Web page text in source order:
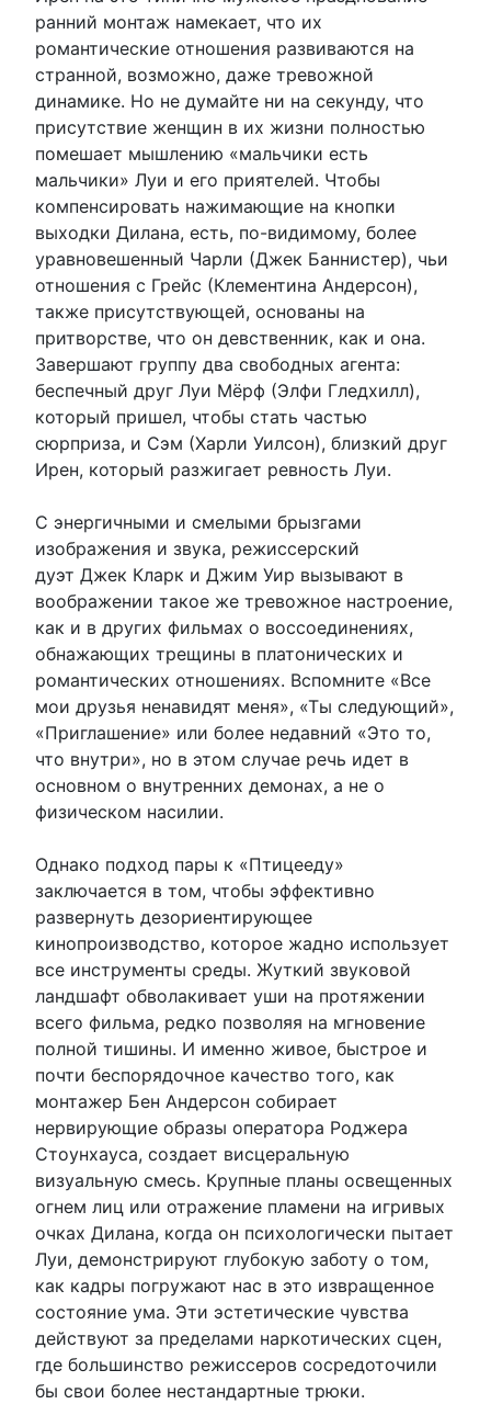
ранний монтаж намекает, что их
романтические отношения развиваются на
странной, возможно, даже тревожной
динамике. Но не думайте ни на секунду, что
присутствие женщин в их жизни полностью
помешает мышлению «мальчики есть
мальчики» Луи и его приятелей. Чтобы
компенсировать нажимающие на кнопки
выходки Дилана, есть, по-видимому, более
уравновешенный Чарли (Джек Баннистер), чьи
отношения с Грейс (Клементина Андерсон),
также присутствующей, основаны на
притворстве, что он девственник, как и она.
Завершают группу два свободных агента:
беспечный друг Луи Мёрф (Элфи Гледхилл),
который пришел, чтобы стать частью
сюрприза, и Сэм (Харли Уилсон), близкий друг
Ирен, который разжигает ревность Луи.
С энергичными и смелыми брызгами
изображения и звука, режиссерский
дуэт Джек Кларк и Джим Уир вызывают в
воображении такое же тревожное настроение,
как и в других фильмах о воссоединениях,
обнажающих трещины в платонических и
романтических отношениях. Вспомните «Все
мои друзья ненавидят меня», «Ты следующий»,
«Приглашение» или более недавний «Это то,
что внутри», но в этом случае речь идет в
основном о внутренних демонах, а не о
физическом насилии.
Однако подход пары к «Птицееду»
заключается в том, чтобы эффективно
развернуть дезориентирующее
кинопроизводство, которое жадно использует
все инструменты среды. Жуткий звуковой
ландшафт обволакивает уши на протяжении
всего фильма, редко позволяя на мгновение
полной тишины. И именно живое, быстрое и
почти беспорядочное качество того, как
монтажер Бен Андерсон собирает
нервирующие образы оператора Роджера
Стоунхауса, создает висцеральную
визуальную смесь. Крупные планы освещенных
огнем лиц или отражение пламени на игривых
очках Дилана, когда он психологически пытает
Луи, демонстрируют глубокую заботу о том,
как кадры погружают нас в это извращенное
состояние ума. Эти эстетические чувства
действуют за пределами наркотических сцен,
где большинство режиссеров сосредоточили
бы свои более нестандартные трюки.